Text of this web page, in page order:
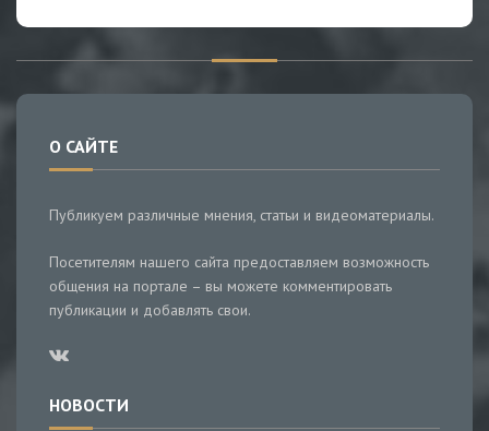
О САЙТЕ
Публикуем различные мнения, статьи и видеоматериалы.
Посетителям нашего сайта предоставляем возможность
общения на портале – вы можете комментировать
публикации и добавлять свои.
НОВОСТИ